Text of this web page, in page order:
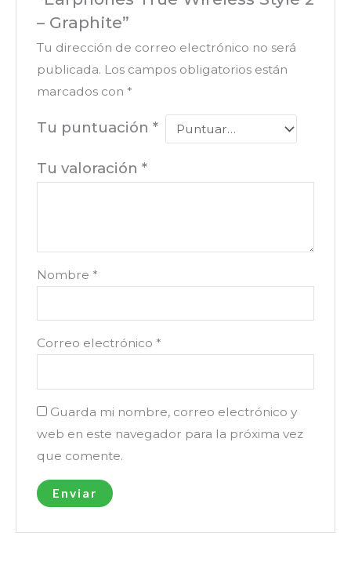
– Graphite”
Tu dirección de correo electrónico no será
publicada. Los campos obligatorios están
marcados con *
Tu puntuación *
Tu valoración *
Nombre *
Correo electrónico *
Guarda mi nombre, correo electrónico y
web en este navegador para la próxima vez
que comente.